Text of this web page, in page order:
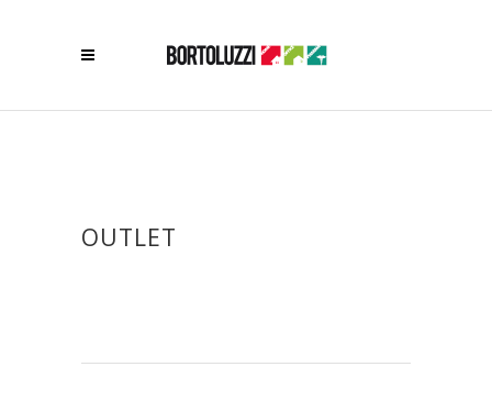
OUTLET